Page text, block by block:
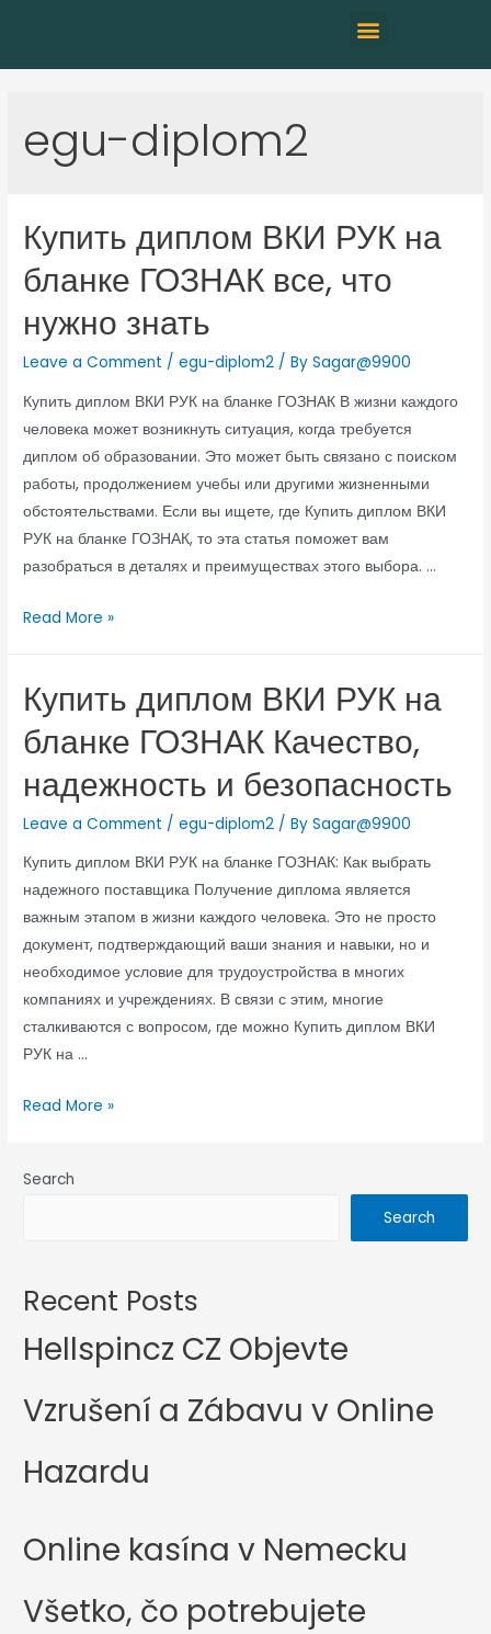
egu-diplom2
Купить диплом ВКИ РУК на
бланке ГОЗНАК все, что
нужно знать
Leave a Comment /egu-diplom2 / BySagar@9900
Купить диплом ВКИ РУК на бланке ГОЗНАК В жизни каждого
человека может возникнуть ситуация, когда требуется
диплом об образовании. Это может быть связано с поиском
работы, продолжением учебы или другими жизненными
обстоятельствами. Если вы ищете, где Купить диплом ВКИ
РУК на бланке ГОЗНАК, то эта статья поможет вам
разобраться в деталях и преимуществах этого выбора. …
Read More »
Купить диплом ВКИ РУК на
бланке ГОЗНАК Качество,
надежность и безопасность
Leave a Comment /egu-diplom2 / BySagar@9900
Купить диплом ВКИ РУК на бланке ГОЗНАК: Как выбрать
надежного поставщика Получение диплома является
важным этапом в жизни каждого человека. Это не просто
документ, подтверждающий ваши знания и навыки, но и
необходимое условие для трудоустройства в многих
компаниях и учреждениях. В связи с этим, многие
сталкиваются с вопросом, где можно Купить диплом ВКИ
РУК на …
Read More »
Search
Search
Recent Posts
Hellspincz CZ Objevte
Vzrušení a Zábavu v Online
Hazardu
Online kasína v Nemecku
Všetko, čo potrebujete